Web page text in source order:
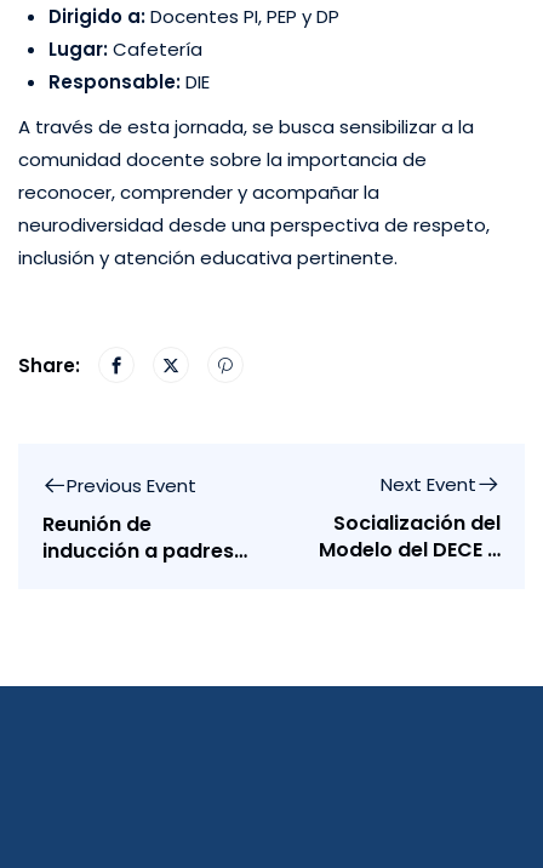
Dirigido a:Docentes PI, PEP y DP
Lugar:Cafetería
Responsable:DIE
A través de esta jornada, se busca sensibilizar a la
comunidad docente sobre la importancia de
reconocer, comprender y acompañar la
neurodiversidad desde una perspectiva de respeto,
inclusión y atención educativa pertinente.
Share:
Previous Event
Reunión de
inducción a padres
Next Event
Socialización del
Modelo del DECE –